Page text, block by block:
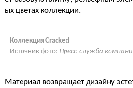
ых цветах коллекции.
Коллекция Cracked
Источник фото: Пресс-служба
Материал возвращает дизайну